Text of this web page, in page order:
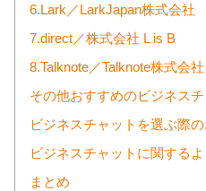
6.Lark／LarkJapan株式会社
7.direct／株式会社 L is B
8.Talknote／Talknote株式会社
その他おすすめのビジネスチ
ビジネスチャットを選ぶ際
ビジネスチャットに関する
まとめ